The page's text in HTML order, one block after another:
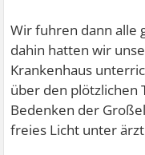
Wir fuhren dann alle
dahin hatten wir
Krankenhaus
über den plötzlichen
Bedenken der
freies Licht unter